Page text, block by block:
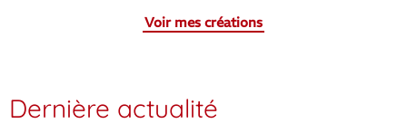
Voir mes créations
Dernière actualité